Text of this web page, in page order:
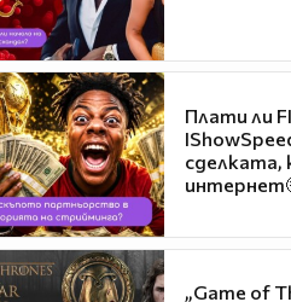
Плати ли
сделката,
„Game of